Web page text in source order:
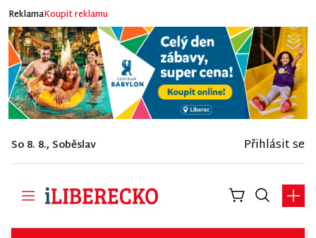
ReklamaKoupit reklamu
So 8. 8., Soběslav Přihlásit se